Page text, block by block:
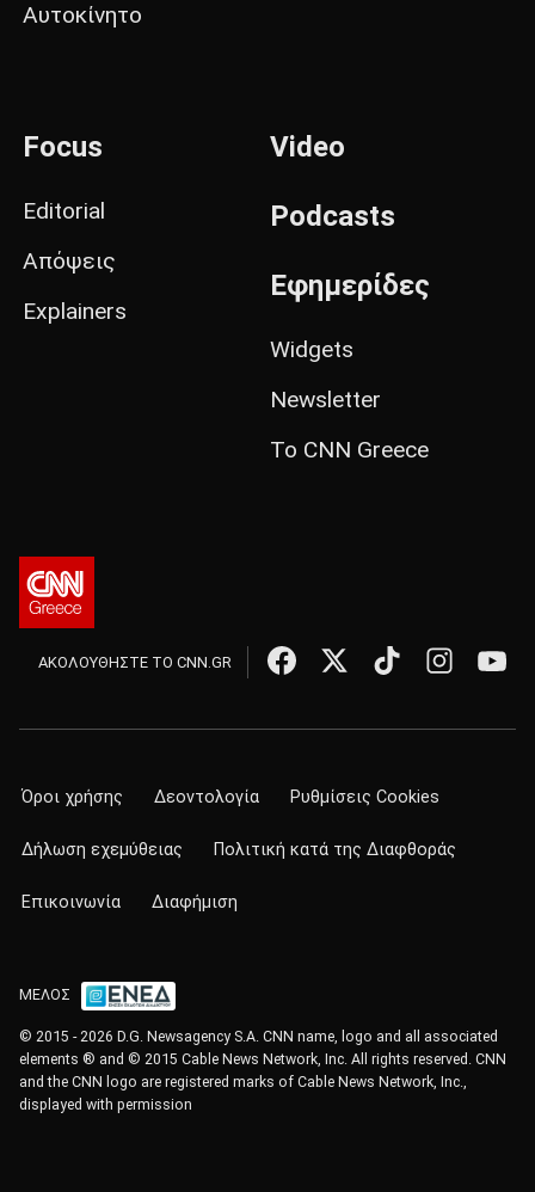
Αυτοκίνητο
Focus
Editorial
Απόψεις
Explainers
Video
Podcasts
Εφημερίδες
Widgets
Newsletter
Το CNN Greece
ΑΚΟΛΟΥΘΗΣΤΕ ΤΟ CNN.GR
Όροι χρήσης Δεοντολογία Ρυθμίσεις Cookies
Δήλωση εχεμύθειας Πολιτική κατά της Διαφθοράς
Επικοινωνία Διαφήμιση
ΜΕΛΟΣ
© 2015 - 2026 D.G. Newsagency S.A. CNN name, logo and all associated
elements ® and © 2015 Cable News Network, Inc. All rights reserved. CNN
and the CNN logo are registered marks of Cable News Network, Inc.,
displayed with permission